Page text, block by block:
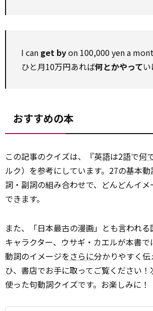
I can get byon 100,000 yen a
ひと月10万円あれば何とかやってい
おすすめの本
この記事のクイズは、『英語は2語で何
ルク）を参考にしています。27の基本
詞・副詞の組み合わせで、どんどんイ
できます。
また、「日本最古の漫画」とも言われ
キャラクター、ウサギ・カエルが本書
動詞のイメージをさらに分かりやすく伝
ひ、書店でお手に取ってご覧ください
使った句動詞クイズです。お楽しみに！